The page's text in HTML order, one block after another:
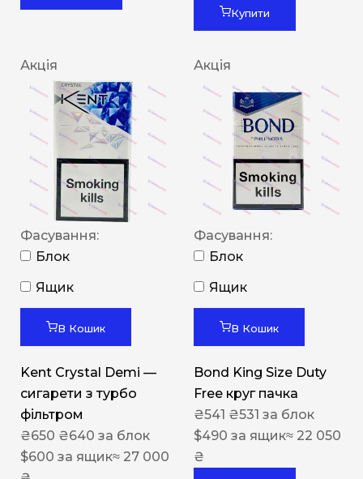
Купити
Акція
Фасування:
Блок
Ящик
В Кошик
Kent Crystal Demi —
сигарети з турбо
фільтром
₴650 ₴640 за блок
$600 за ящик≈ 27 000
Акція
Фасування:
Блок
Ящик
В Кошик
Bond King Size Duty
Free круг пачка
₴541 ₴531 за блок
$490 за ящик≈ 22 050
₴